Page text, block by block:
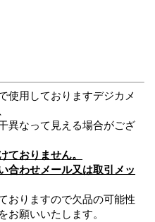
使用しておりますデジカメ
異なって見える場合がござ
ておりません。
合わせメール又は取引メッ
おりますので欠品の可能性
お願いいたします。